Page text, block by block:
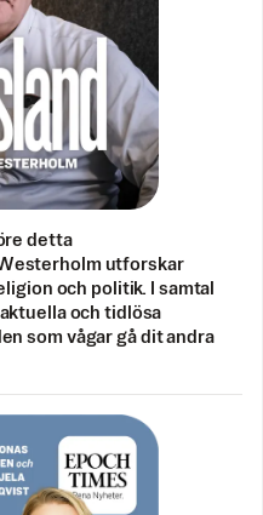
detta
utforskar
och politik. I samtal
och tidlösa
som vågar gå dit andra